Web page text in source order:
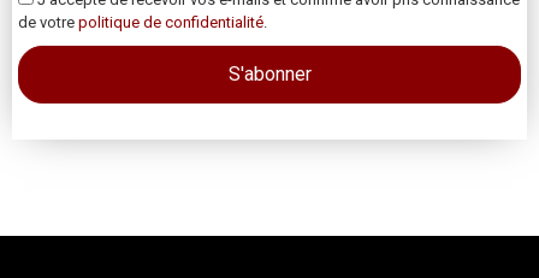
de votre politique de confidentialité.